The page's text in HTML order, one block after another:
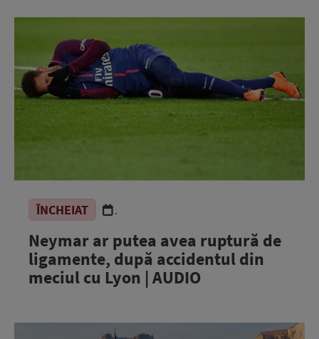
ÎNCHEIAT .
Neymar ar putea avea ruptură de
ligamente, după accidentul din
meciul cu Lyon | AUDIO